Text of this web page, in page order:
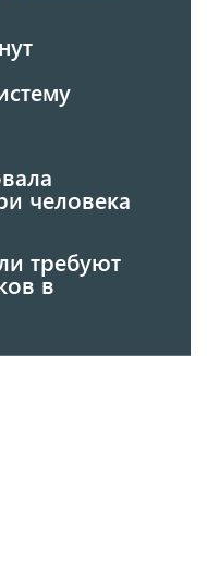
человека
требуют
в